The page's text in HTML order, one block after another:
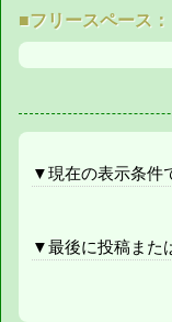
■フリースペース：
▼現在の表示条件
▼最後に投稿また